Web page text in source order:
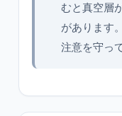
むと真空層
があります
注意を守っ